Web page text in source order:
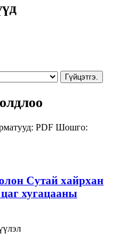
Гүйцэтгэ.
PDF Шошго:
Сутай хайрхан
хугацааны